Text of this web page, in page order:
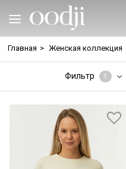
Главная > Женская коллекция
Фильтр 1